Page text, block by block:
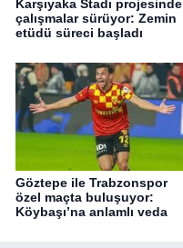
Karşıyaka Stadı projesinde
çalışmalar sürüyor: Zemin
etüdü süreci başladı
Göztepe ile Trabzonspor
özel maçta buluşuyor:
Köybaşı’na anlamlı veda